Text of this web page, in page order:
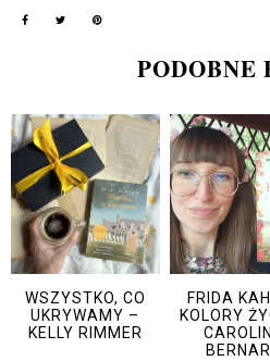
PODOBNE
WSZYSTKO, CO
UKRYWAMY –
KELLY RIMMER
FRIDA
KOLORY